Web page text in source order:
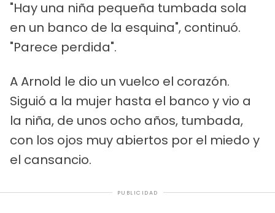
"Hay una niña pequeña tumbada sola
en un banco de la esquina", continuó.
"Parece perdida".
A Arnold le dio un vuelco el corazón.
Siguió a la mujer hasta el banco y vio a
la niña, de unos ocho años, tumbada,
con los ojos muy abiertos por el miedo y
el cansancio.
PUBLICIDAD